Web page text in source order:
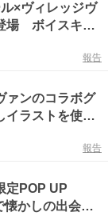
×ヴィレッジヴ
場 ボイスキー
報告
ァンのコラボグ
イラストを使用
ど全41種
報告
定POP UP
かしの出会い